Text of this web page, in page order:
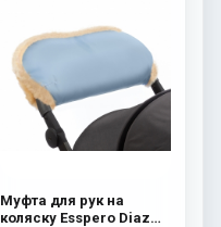
Муфта для рук на
коляску Esspero Diaz